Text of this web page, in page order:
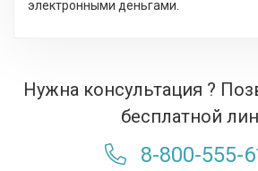
электронными деньгами.
Нужна консультация ?
бесплатной
8-800-555-